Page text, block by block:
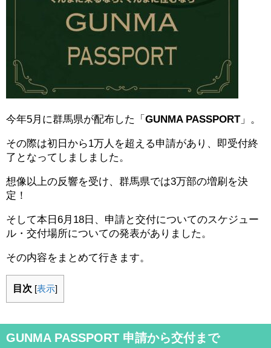
今年5月に群馬県が配布した「 GUNMA PASSPORT」。
その際は初日から1万人を超える申請があり、即受付終
了となってしましました。
想像以上の反響を受け、群馬県では3万部の増刷を決
定！
そして本日6月18日、申請と交付についてのスケジュー
ル・交付場所についての発表がありました。
その内容をまとめて行きます。
目次 [表示]
GUNMA PASSPORT 申請から交付まで